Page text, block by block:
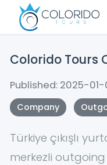
Skip to main content
Colorido Tours
Published: 2025-01-
Company
Türkiye çıkışlı
merkezli outgoing